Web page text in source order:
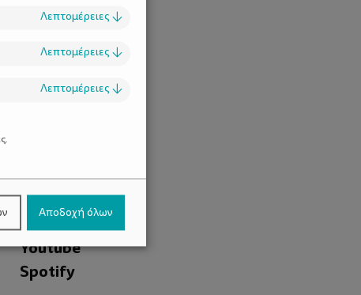
Facebook
Instagram
Youtube
Spotify
Λεπτομέρειες ↓
Λεπτομέρειες ↓
Λεπτομέρειες ↓
Αποδοχή όλων